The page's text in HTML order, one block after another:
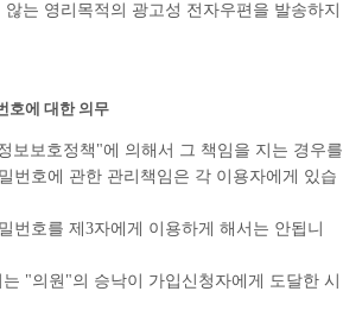
는 영리목적의 광고성 전자우편을 발송하지
호에 대한 의무
보보호정책"에 의해서 그 책임을 지는 경우를
번호에 관한 관리책임은 각 이용자에게 있습
번호를 제3자에게 이용하게 해서는 안됩니
"의원"의 승낙이 가입신청자에게 도달한 시